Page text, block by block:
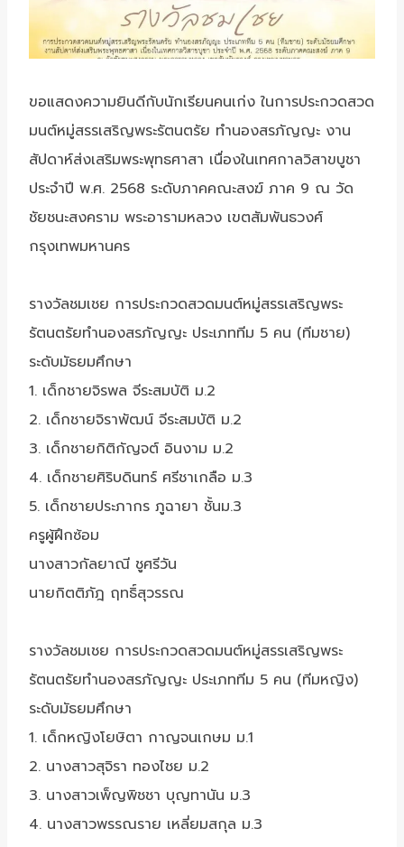
ขอแสดงความยินดีกับนักเรียนคนเก่ง ในการประกวดสวด
มนต์หมู่สรรเสริญพระรัตนตรัย ทำนองสรภัญญะ งาน
สัปดาห์ส่งเสริมพระพุทธศาสา เนื่องในเทศกาลวิสาขบูชา
ประจำปี พ.ศ. 2568 ระดับภาคคณะสงฆ์ ภาค 9 ณ วัด
ชัยชนะสงคราม พระอารามหลวง เขตสัมพันธวงศ์
กรุงเทพมหานคร
รางวัลชมเชย การประกวดสวดมนต์หมู่สรรเสริญพระ
รัตนตรัยทำนองสรภัญญะ ประเภททีม 5 คน (ทีมชาย)
ระดับมัธยมศึกษา
1. เด็กชายจิรพล จีระสมบัติ ม.2
2. เด็กชายจิราพัฒน์ จีระสมบัติ ม.2
3. เด็กชายกิติกัญจต์ อินงาม ม.2
4. เด็กชายศิริบดินทร์ ศรีชาเกลือ ม.3
5. เด็กชายประภากร ภูฉายา ชั้นม.3
ครูผู้ฝึกซ้อม
นางสาวกัลยาณี ชูศรีวัน
นายกิตติภัฎ ฤทธิ์สุวรรณ
รางวัลชมเชย การประกวดสวดมนต์หมู่สรรเสริญพระ
รัตนตรัยทำนองสรภัญญะ ประเภททีม 5 คน (ทีมหญิง)
ระดับมัธยมศึกษา
1. เด็กหญิงโยษิตา กาญจนเกษม ม.1
2. นางสาวสุจิรา ทองไชย ม.2
3. นางสาวเพ็ญพิชชา บุญทานัน ม.3
4. นางสาวพรรณราย เหลี่ยมสกุล ม.3